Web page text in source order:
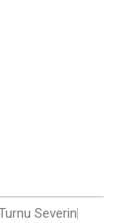
Severin